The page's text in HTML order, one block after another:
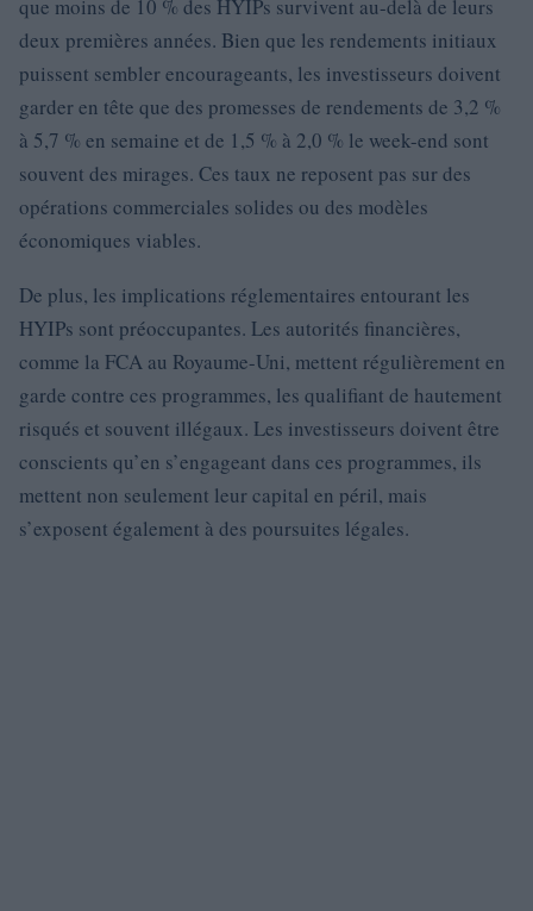
que moins de 10 % des HYIPs survivent au-delà de leurs
deux premières années. Bien que les rendements initiaux
puissent sembler encourageants, les investisseurs doivent
garder en tête que des promesses de rendements de 3,2 %
à 5,7 % en semaine et de 1,5 % à 2,0 % le week-end sont
souvent des mirages. Ces taux ne reposent pas sur des
opérations commerciales solides ou des modèles
économiques viables.
De plus, les implications réglementaires entourant les
HYIPs sont préoccupantes. Les autorités financières,
comme la FCA au Royaume-Uni, mettent régulièrement en
garde contre ces programmes, les qualifiant de hautement
risqués et souvent illégaux. Les investisseurs doivent être
conscients qu’en s’engageant dans ces programmes, ils
mettent non seulement leur capital en péril, mais
s’exposent également à des poursuites légales.